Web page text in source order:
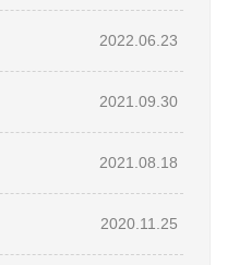
2022.06.23
2021.09.30
2021.08.18
2020.11.25